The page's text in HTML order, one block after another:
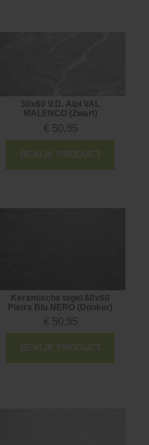
30x60 V.D. Alpi VAL
MALENCO (Zwart)
€ 50,95
BEKIJK PRODUCT
Keramische tegel 60x60
Pietra Blu NERO (Donker)
€ 50,95
BEKIJK PRODUCT